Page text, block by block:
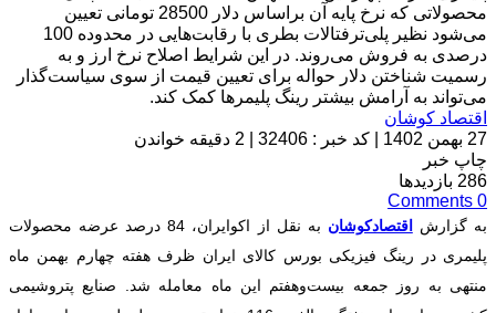
محصولاتی که نرخ پایه آن براساس دلار 28500 تومانی تعیین
می‌شود نظیر پلی‌ترفتالات بطری با رقابت‌هایی در محدوده 100
درصدی به فروش می‌روند. در این شرایط اصلاح نرخ ارز و به
رسمیت شناختن دلار حواله برای تعیین قیمت از سوی سیاست‌گذار
می‌تواند به آرامش بیشتر رینگ پلیمرها کمک کند.
اقتصاد کوشان
27 بهمن 1402
کد خبر : 32406
2 دقیقه خواندن
چاپ خبر
286 بازدیدها
0
Comments
به گزارش اقتصادکوشان
به نقل از اکوایران، 84 درصد عرضه محصولات
پلیمری در رینگ فیزیکی بورس کالای ایران ظرف هفته چهارم بهمن ماه
منتهی به روز جمعه بیست‌وهفتم این ماه معامله شد. صنایع پتروشیمی